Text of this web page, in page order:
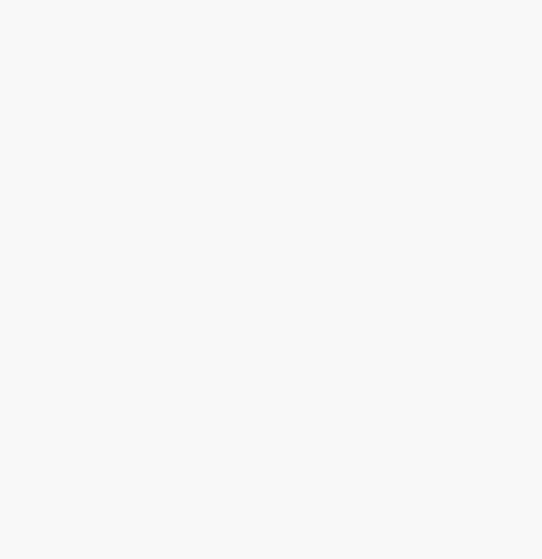
jejího mluvčího
na prezidentský úřad
absolutního vítěze
dané konference, dříve mluvčí prezidentského kandidáta Jana
kampaní" s řadou podporovatelů a dobrovolníků stojící za
zůstala v tomto ohledu pouze v deklaratorní úrovni u spotů
být vnímán jako stranický kandidát, ale jako univerzální volba
(KS) cca 4-5 % voličských preferencí. Přitom bylo
parlamentních volbách dali hlas TOP 09.